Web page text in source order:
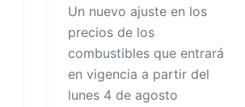
Un nuevo ajuste en los
precios de los
combustibles que entrará
en vigencia a partir del
lunes 4 de agosto